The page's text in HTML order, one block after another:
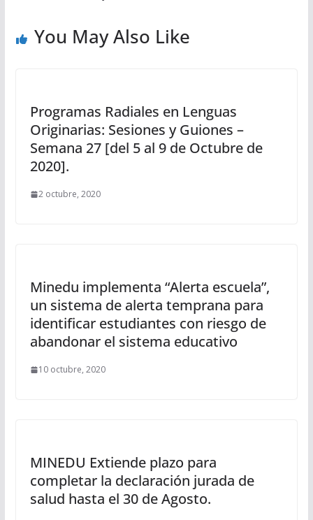
You May Also Like
Programas Radiales en Lenguas
Originarias: Sesiones y Guiones –
Semana 27 [del 5 al 9 de Octubre de
2020].
2 octubre, 2020
Minedu implementa “Alerta escuela”,
un sistema de alerta temprana para
identificar estudiantes con riesgo de
abandonar el sistema educativo
10 octubre, 2020
MINEDU Extiende plazo para
completar la declaración jurada de
salud hasta el 30 de Agosto.